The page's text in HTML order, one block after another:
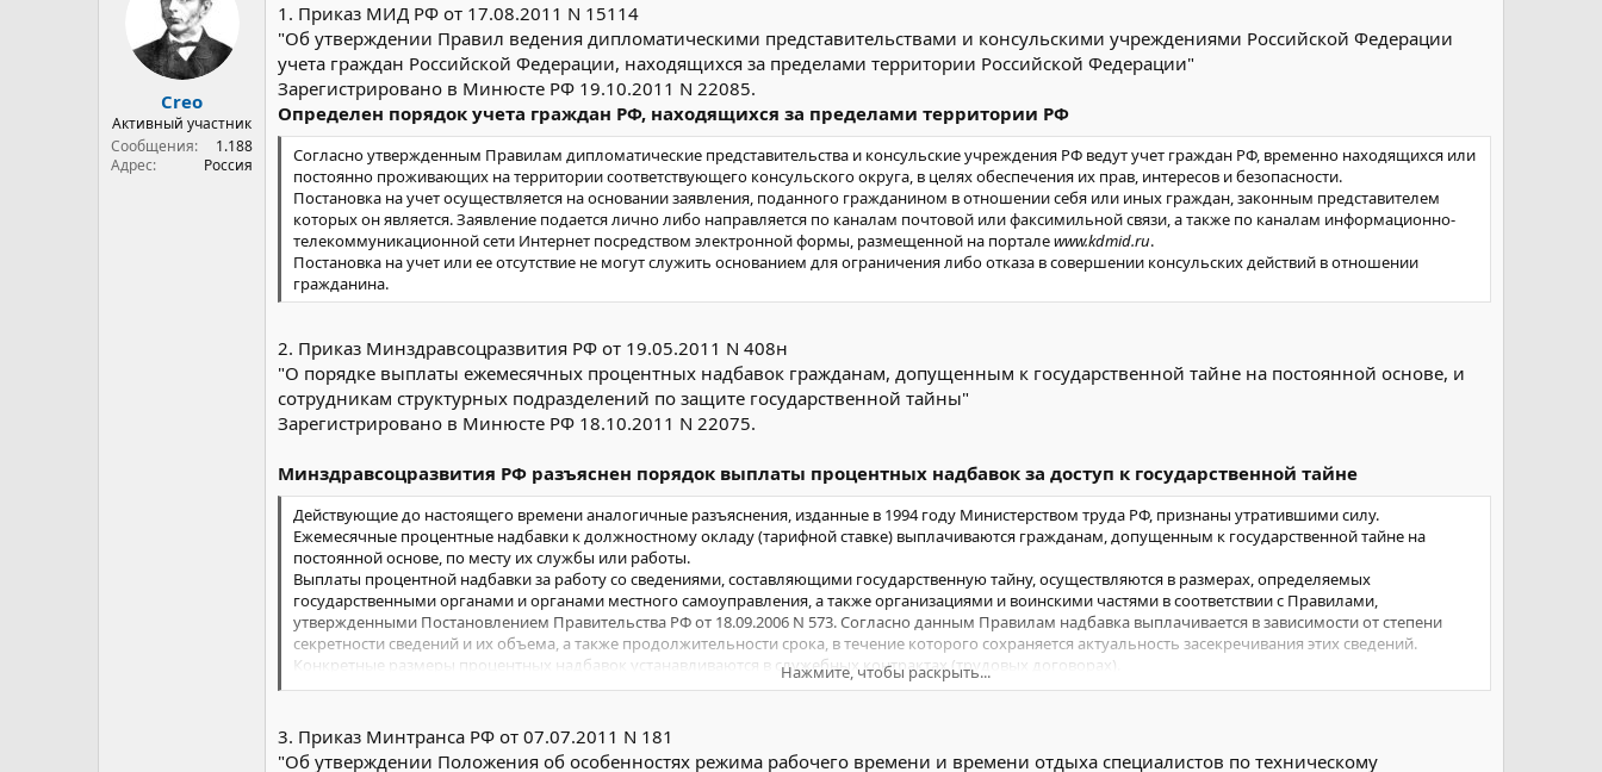
Creo
Активный участник
Сообщения
1.188
Адрес
Россия
1. Приказ МИД РФ от 17.08.2011 N 15114
"Об утверждении Правил ведения дипломатическими представительствами и консульскими учреждениями Российской Федерации
учета граждан Российской Федерации, находящихся за пределами территории Российской Федерации"
Зарегистрировано в Минюсте РФ 19.10.2011 N 22085.
Определен порядок учета граждан РФ, находящихся за пределами территории РФ
Согласно утвержденным Правилам дипломатические представительства и консульские учреждения РФ ведут учет граждан РФ, временно находящихся или
постоянно проживающих на территории соответствующего консульского округа, в целях обеспечения их прав, интересов и безопасности.
Постановка на учет осуществляется на основании заявления, поданного гражданином в отношении себя или иных граждан, законным представителем
которых он является. Заявление подается лично либо направляется по каналам почтовой или факсимильной связи, а также по каналам информационно-
телекоммуникационной сети Интернет посредством электронной формы, размещенной на порталеwww.kdmid.ru.
Постановка на учет или ее отсутствие не могут служить основанием для ограничения либо отказа в совершении консульских действий в отношении
гражданина.
2. Приказ Минздравсоцразвития РФ от 19.05.2011 N 408н
"О порядке выплаты ежемесячных процентных надбавок гражданам, допущенным к государственной тайне на постоянной основе, и
сотрудникам структурных подразделений по защите государственной тайны"
Зарегистрировано в Минюсте РФ 18.10.2011 N 22075.
Минздравсоцразвития РФ разъяснен порядок выплаты процентных надбавок за доступ к государственной тайне
Действующие до настоящего времени аналогичные разъяснения, изданные в 1994 году Министерством труда РФ, признаны утратившими силу.
Ежемесячные процентные надбавки к должностному окладу (тарифной ставке) выплачиваются гражданам, допущенным к государственной тайне на
постоянной основе, по месту их службы или работы.
Выплаты процентной надбавки за работу со сведениями, составляющими государственную тайну, осуществляются в размерах, определяемых
государственными органами и органами местного самоуправления, а также организациями и воинскими частями в соответствии с Правилами,
утвержденными Постановлением Правительства РФ от 18.09.2006 N 573. Согласно данным Правилам надбавка выплачивается в зависимости от степени
секретности сведений и их объема, а также продолжительности срока, в течение которого сохраняется актуальность засекречивания этих сведений.
Конкретные размеры процентных надбавок устанавливаются в служебных контрактах (трудовых договорах).
Сотрудникам структурных подразделений по защите государственной тайны дополнительно к указанной выше надбавке устанавливается дополнительная
должен быть утвержден приказом (распоряжением, указом).
Нажмите, чтобы раскрыть...
3. Приказ Минтранса РФ от 07.07.2011 N 181
"Об утверждении Положения об особенностях режима рабочего времени и времени отдыха специалистов по техническому